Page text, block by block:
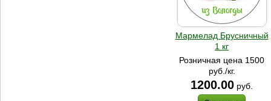
Мармелад Брусничный
1 кг
Розничная цена 1500
руб./кг.
1200.00 руб.